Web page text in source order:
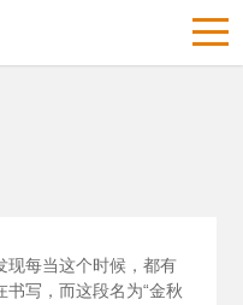
现每当这个时候，都有
写，而这段名为“金秋